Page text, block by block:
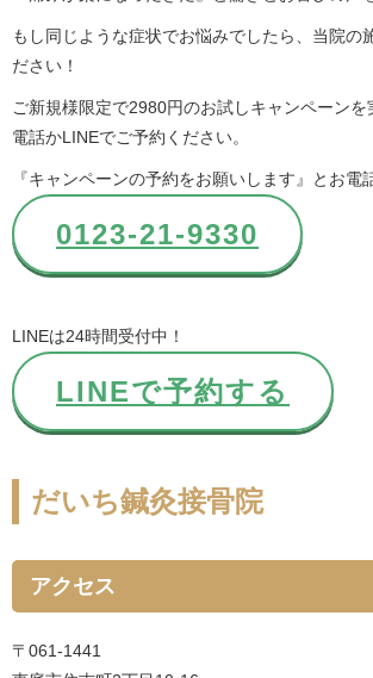
もし同じような症状でお悩みでしたら、当院の
ださい！
ご新規様限定で2980円のお試しキャンペーンを
電話かLINEでご予約ください。
『キャンペーンの予約をお願いします』とお電
0123-21-9330
LINEは24時間受付中！
LINEで予約する
だいち鍼灸接骨院
アクセス
〒061-1441